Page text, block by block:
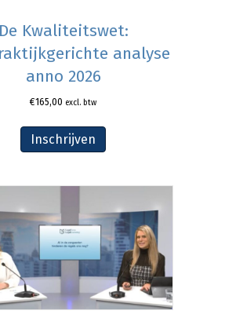
De Kwaliteitswet:
analyse
anno 2026
€165,00 excl. btw
Inschrijven